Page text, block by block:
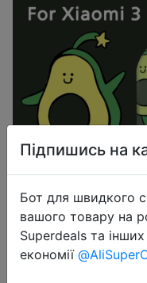
Підпишись на
Бот для швидкого
вашого товару на
Superdeals та інших
економії